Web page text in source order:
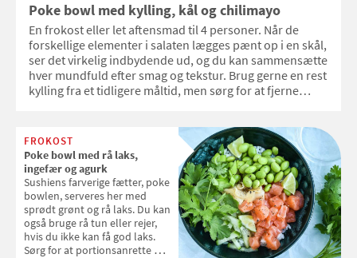
Poke bowl med kylling, kål og chilimayo
En frokost eller let aftensmad til 4 personer. Når de
forskellige elementer i salaten lægges pænt op i en skål,
ser det virkelig indbydende ud, og du kan sammensætte
hver mundfuld efter smag og tekstur. Brug gerne en rest
kylling fra et tidligere måltid, men sørg for at fjerne
FROKOST
Poke bowl med rå laks,
ingefær og agurk
Sushiens farverige fætter, poke
bowlen, serveres her med
sprødt grønt og rå laks. Du kan
også bruge rå tun eller rejer,
hvis du ikke kan få god laks.
Sørg for at portionsanrette og